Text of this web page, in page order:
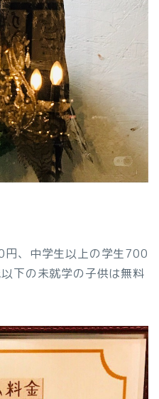
円、中学生以上の学生700
下の未就学の子供は無料